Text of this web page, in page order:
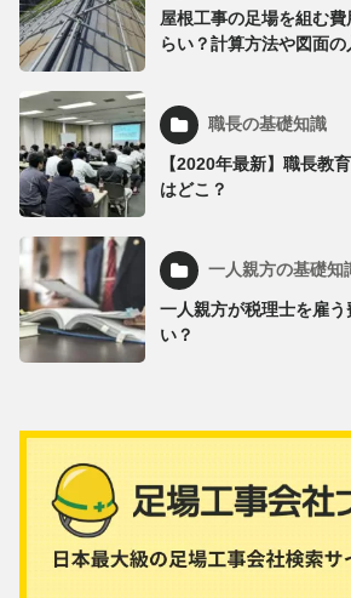
屋根工事の足場を組む
らい？計算方法や図面
職長の基礎知識
【2020年最新】職長教
はどこ？
一人親方の基礎知
一人親方が税理士を雇
い？